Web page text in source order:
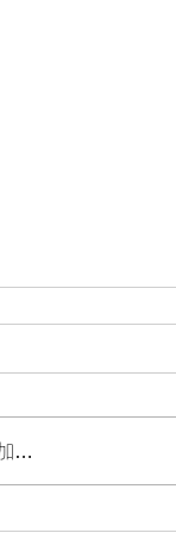
須坂情報
…